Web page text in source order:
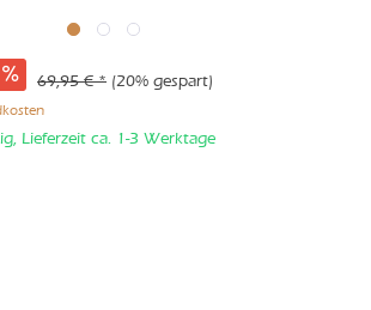
69,95 € * (20% gespart)
Lieferzeit ca. 1-3 Werktage